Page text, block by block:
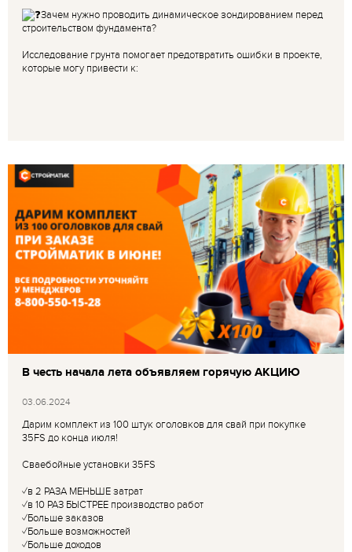
Зачем нужно проводить динамическое зондированием перед
строительством фундамента?
Исследование грунта помогает предотвратить ошибки в проекте,
которые могу привести к:
В честь начала лета объявляем горячую АКЦИЮ
03.06.2024
Дарим комплект из 100 штук оголовков для свай при покупке
35FS до конца июля!
Сваебойные установки 35FS
✓в 2 РАЗА МЕНЬШЕ затрат
✓в 10 РАЗ БЫСТРЕЕ производство работ
✓Больше заказов
✓Больше возможностей
✓Больше доходов